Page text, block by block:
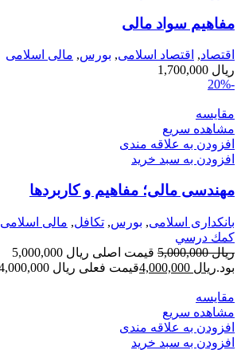
مفاهیم سواد مالی
اقتصاد, اقتصاد اسلامی, بورس, مالی اسلامی
ریال
-20%
مقایسه
مشاهده سریع
افزودن به علاقه مندی
افزودن به سبد خرید
مهندسی مالی؛ مفاهیم و کاربردها
بانکداری اسلامی, بورس, تکافل, مالی اسلامی
كمك درسي
ریال5,000,000
قیمت اصلی ریال 5,000,000
بود.ریال قیمت فعلی ریال 4,000,000 است.
مقایسه
مشاهده سریع
افزودن به علاقه مندی
افزودن به سبد خرید